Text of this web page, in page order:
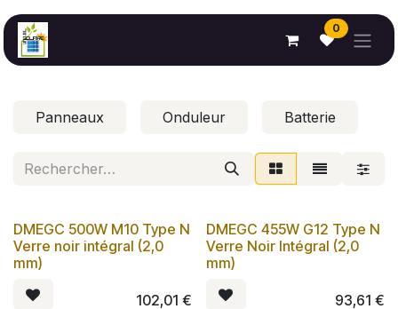
Se rendre au contenu
0
Panneaux Onduleur Batterie
DMEGC 500W M10 Type N
Verre noir intégral (2,0
mm)
102,01 €
DMEGC 455W G12 Type N
Verre Noir Intégral (2,0
mm)
93,61 €